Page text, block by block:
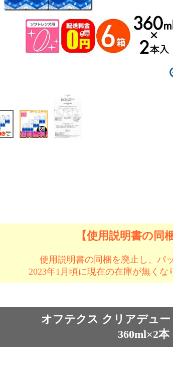
【使用説明書の同
使用説明書の同梱を廃止し、パ
2023年1月頃に現在の在庫が無くな
オフテクス クリアデュ
360ml×2